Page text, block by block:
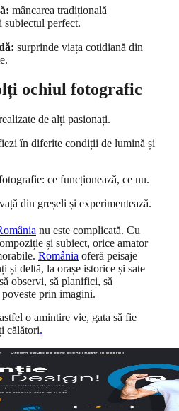
mâncarea tradițională
subiectul perfect.
surprinde viața cotidiană din
ochiul fotografic
de alți pasionați.
în diferite condiții de lumină și
ce funcționează, ce nu.
din greșeli și experimentează.
nu este complicată. Cu
și subiect, orice amator
România oferă peisaje
și deltă, la orașe istorice și sate
observi, să planifici, să
prin imagini.
o amintire vie, gata să fie
călători.